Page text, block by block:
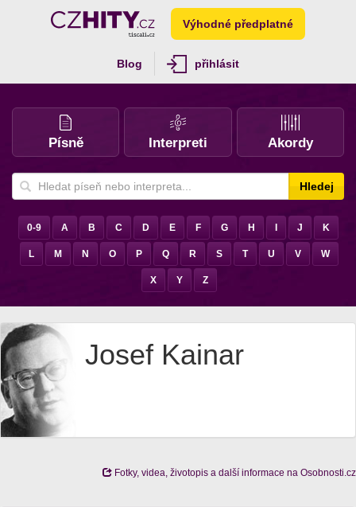
Výhodné předplatné
Blog přihlásit
Písně Interpreti Akordy
Hledej
0-9 A B C D E F G H J K
L M N O P Q R S T U V W
X Y Z
Josef Kainar
Fotky, videa, životopis a další informace na Osobnosti.cz